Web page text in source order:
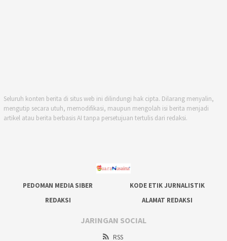
Seluruh konten berita di situs web ini dilindungi hak cipta. Dilarang menyalin,
mengutip secara utuh, memodifikasi, maupun mengolah isi berita menjadi
artikel atau berita berbasis AI tanpa persetujuan tertulis dari redaksi.
PEDOMAN MEDIA SIBER
KODE ETIK JURNALISTIK
REDAKSI
ALAMAT REDAKSI
JARINGAN SOCIAL
RSS